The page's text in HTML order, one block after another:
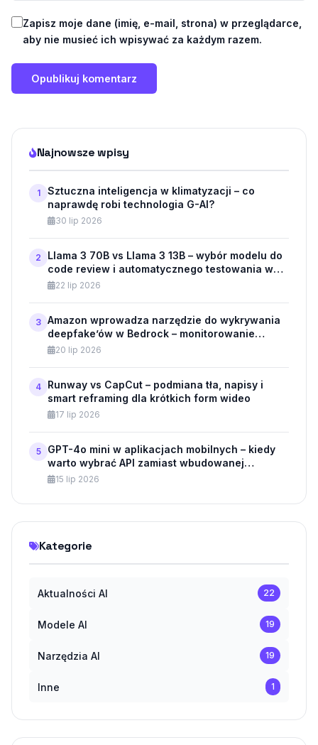
Zapisz moje dane (imię, e-mail, strona) w przeglądarce,
aby nie musieć ich wpisywać za każdym razem.
Najnowsze wpisy
1
Sztuczna inteligencja w klimatyzacji – co
naprawdę robi technologia G-AI?
30 lip 2026
2
Llama 3 70B vs Llama 3 13B – wybór modelu do
code review i automatycznego testowania w
API22 lip 2026
3 Amazon wprowadza narzędzie do wykrywania
deepfake’ów w Bedrock – monitorowanie
modeli generatywnych dla klientów
20 lip 2026
4
Runway vs CapCut – podmiana tła, napisy i
smart reframing dla krótkich form wideo
17 lip 2026
5
GPT-4o mini w aplikacjach mobilnych – kiedy
warto wybrać API zamiast wbudowanej
aplikacji?
15 lip 2026
Kategorie
Aktualności AI 22
Modele AI 19
Narzędzia AI 19
Inne 1